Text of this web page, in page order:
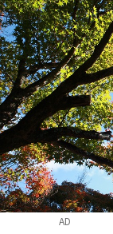
AD